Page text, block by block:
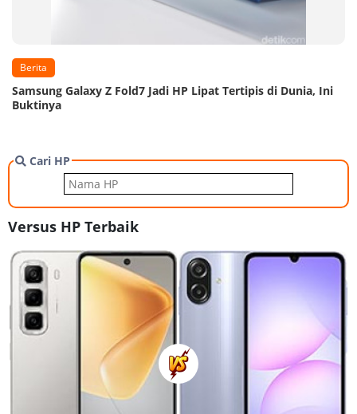
Berita
Samsung Galaxy Z Fold7 Jadi HP Lipat Tertipis di Dunia, Ini
Buktinya
Cari HP
Versus HP Terbaik